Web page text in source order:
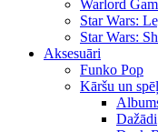
Warlord
Star Wars:
Star Wars:
Aksesuāri
Funko Pop
Kāršu un
Dažādi